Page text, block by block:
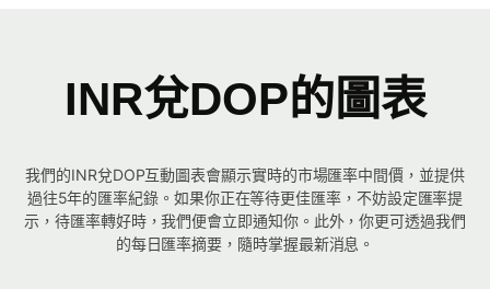
INR兌DOP的圖表
我們的INR兌DOP互動圖表會顯示實時的市場匯率中間價，並提供
過往5年的匯率紀錄。如果你正在等待更佳匯率，不妨設定匯率提
示，待匯率轉好時，我們便會立即通知你。此外，你更可透過我們
的每日匯率摘要，隨時掌握最新消息。